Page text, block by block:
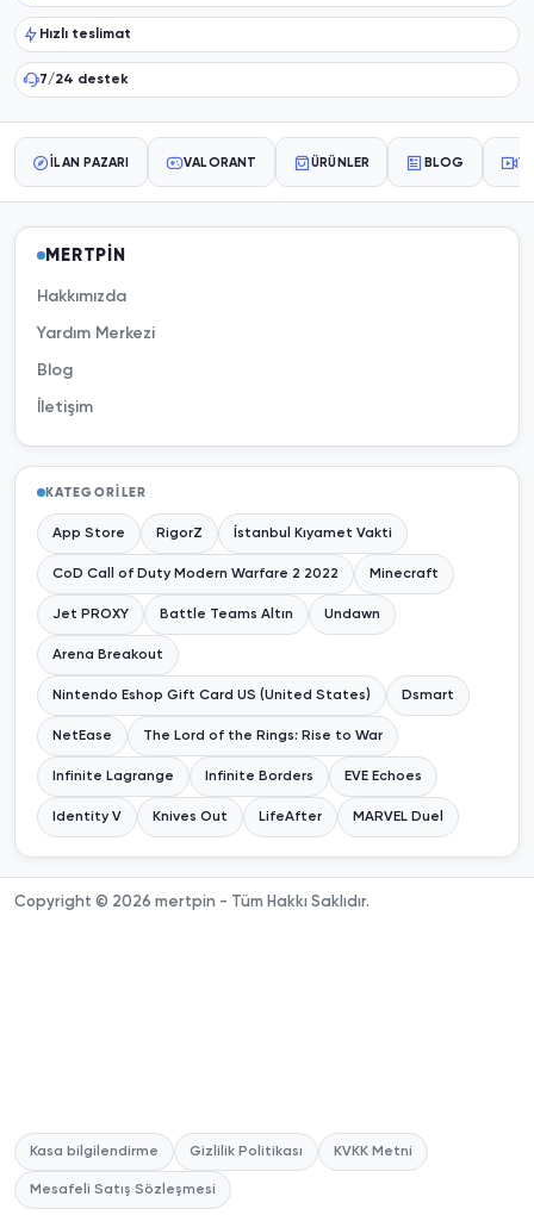
Hızlı teslimat
7/24 destek
İLAN PAZARI VALORANT ÜRÜNLER BLOG
MERTPİN
Hakkımızda
Yardım Merkezi
Blog
İletişim
KATEGORILER
App Store RigorZ İstanbul Kıyamet Vakti
CoD Call of Duty Modern Warfare 2 2022 Minecraft
Jet PROXY Battle Teams Altın Undawn
Arena Breakout
Nintendo Eshop Gift Card US (United States) Dsmart
NetEase The Lord of the Rings: Rise to War
Infinite Lagrange Infinite Borders EVE Echoes
Identity V Knives Out LifeAfter MARVEL Duel
Copyright © 2026 mertpin - Tüm Hakkı Saklıdır.
Kasa bilgilendirme Gizlilik Politikası KVKK Metni
Mesafeli Satış Sözleşmesi